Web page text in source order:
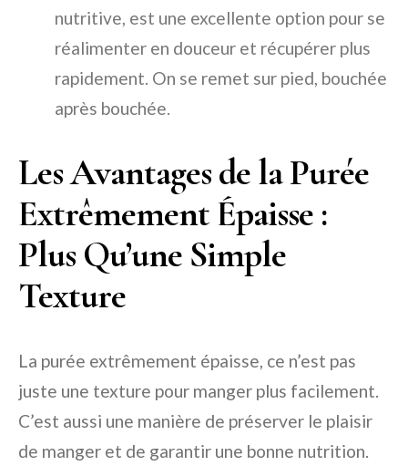
nutritive, est une excellente option pour se
réalimenter en douceur et récupérer plus
rapidement. On se remet sur pied, bouchée
après bouchée.
Les Avantages de la Purée
Extrêmement Épaisse :
Plus Qu’une Simple
Texture
La purée extrêmement épaisse, ce n’est pas
juste une texture pour manger plus facilement.
C’est aussi une manière de préserver le plaisir
de manger et de garantir une bonne nutrition.